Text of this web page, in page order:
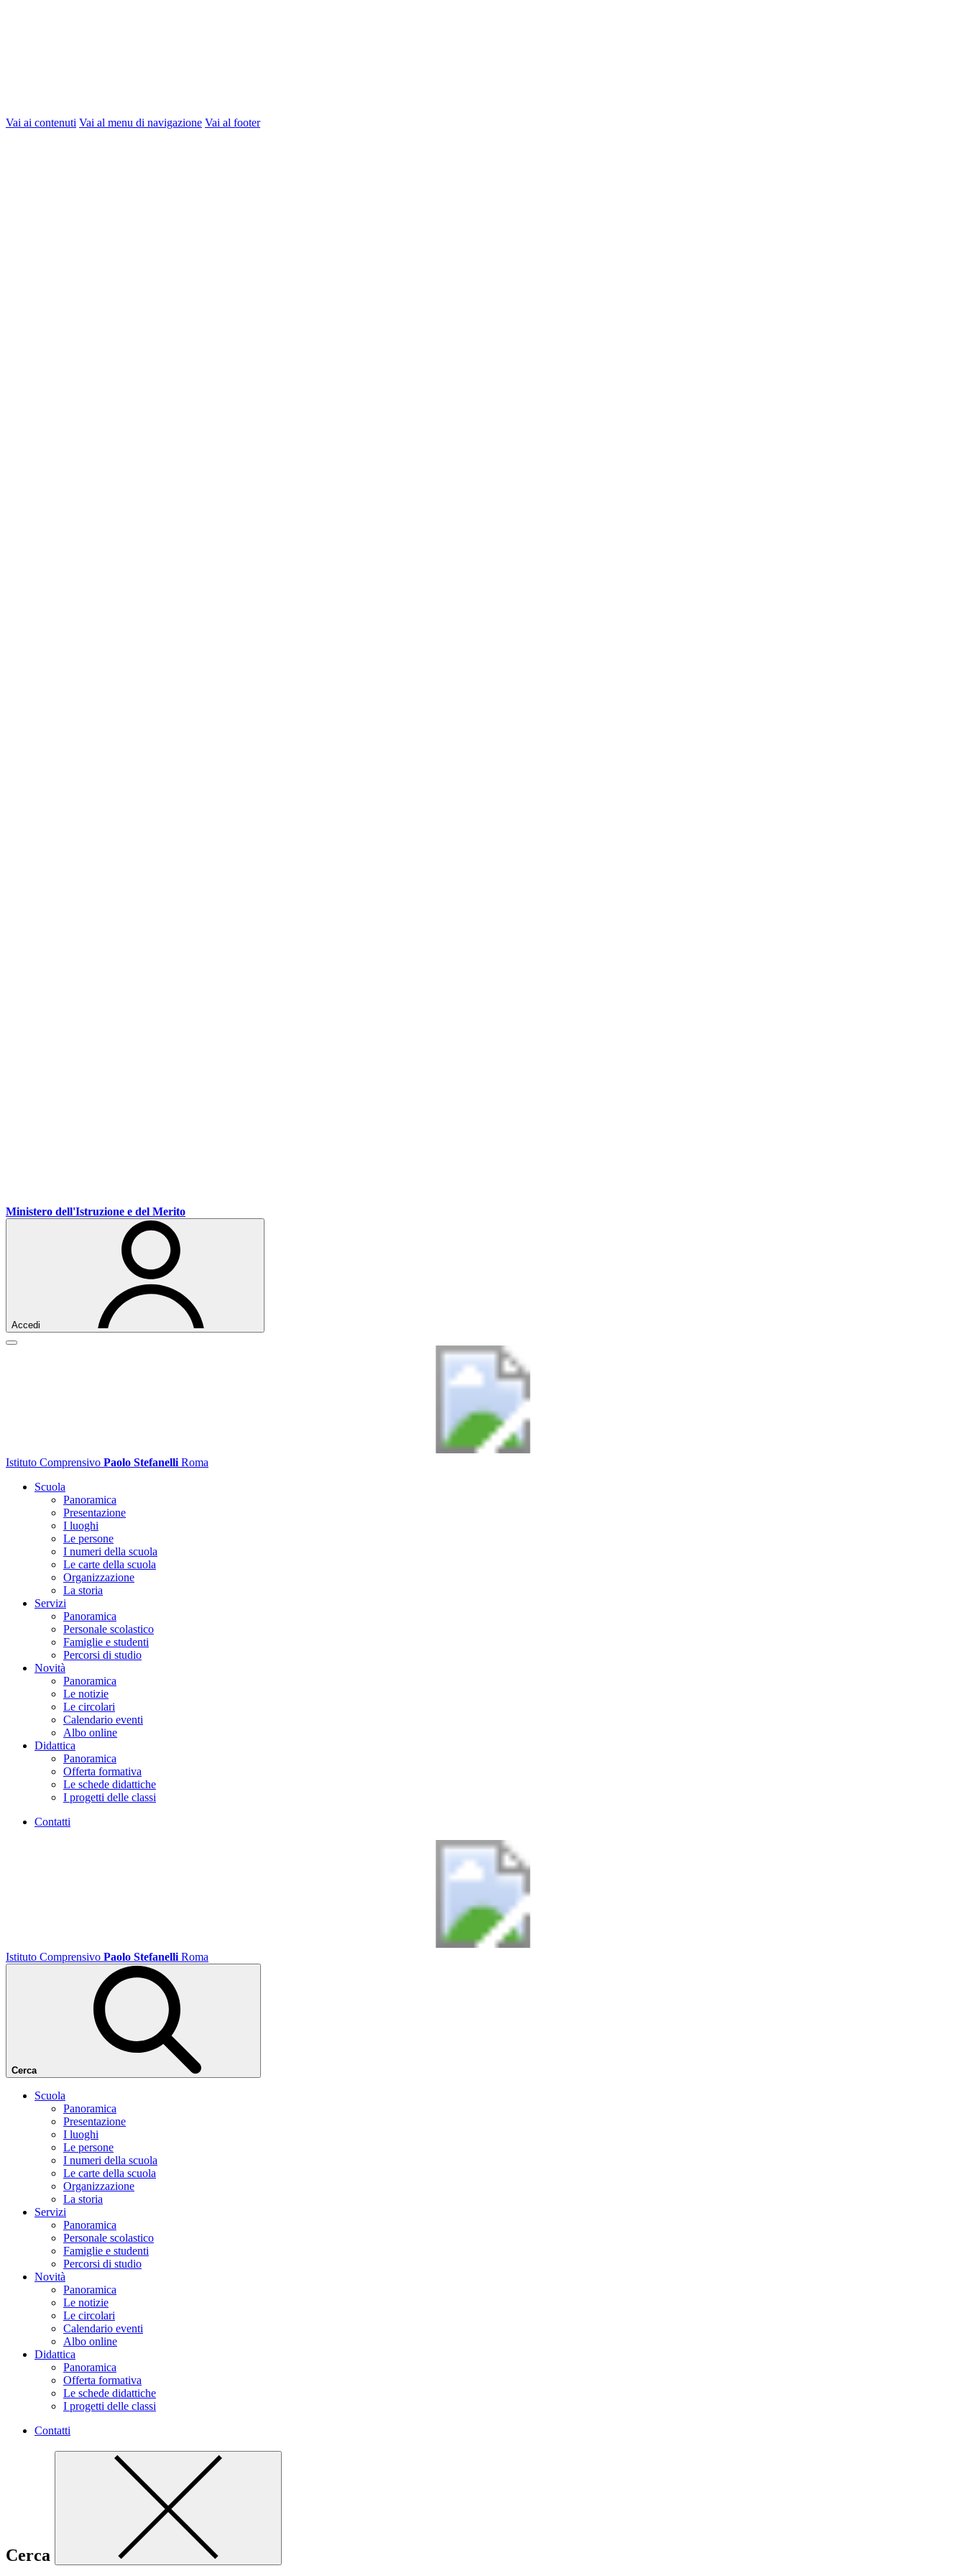
Vai ai contenuti Vai al menu di navigazione Vai al footer
Ministero dell'Istruzione e del Merito
Accedi
Istituto Comprensivo Paolo Stefanelli Roma
Scuola
Panoramica
Presentazione
I luoghi
Le persone
I numeri della scuola
Le carte della scuola
Organizzazione
La storia
Servizi
Panoramica
Personale scolastico
Famiglie e studenti
Percorsi di studio
Novità
Panoramica
Le notizie
Le circolari
Calendario eventi
Albo online
Didattica
Panoramica
Offerta formativa
Le schede didattiche
I progetti delle classi
Contatti
Istituto Comprensivo Paolo Stefanelli Roma
Cerca
Scuola
Panoramica
Presentazione
I luoghi
Le persone
I numeri della scuola
Le carte della scuola
Organizzazione
La storia
Servizi
Panoramica
Personale scolastico
Famiglie e studenti
Percorsi di studio
Novità
Panoramica
Le notizie
Le circolari
Calendario eventi
Albo online
Didattica
Panoramica
Offerta formativa
Le schede didattiche
I progetti delle classi
Contatti
Cerca